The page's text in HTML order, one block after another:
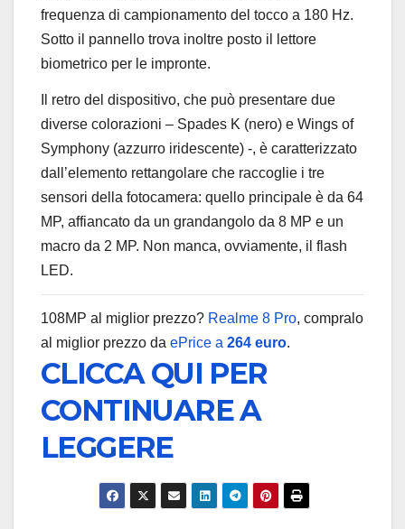
frequenza di campionamento del tocco a 180 Hz.
Sotto il pannello trova inoltre posto il lettore
biometrico per le impronte.
Il retro del dispositivo, che può presentare due
diverse colorazioni – Spades K (nero) e Wings of
Symphony (azzurro iridescente) -, è caratterizzato
dall’elemento rettangolare che raccoglie i tre
sensori della fotocamera: quello principale è da 64
MP, affiancato da un grandangolo da 8 MP e un
macro da 2 MP. Non manca, ovviamente, il flash
LED.
108MP al miglior prezzo? Realme 8 Pro, compralo
al miglior prezzo da ePrice a 264 euro.
CLICCA QUI PER
CONTINUARE A
LEGGERE